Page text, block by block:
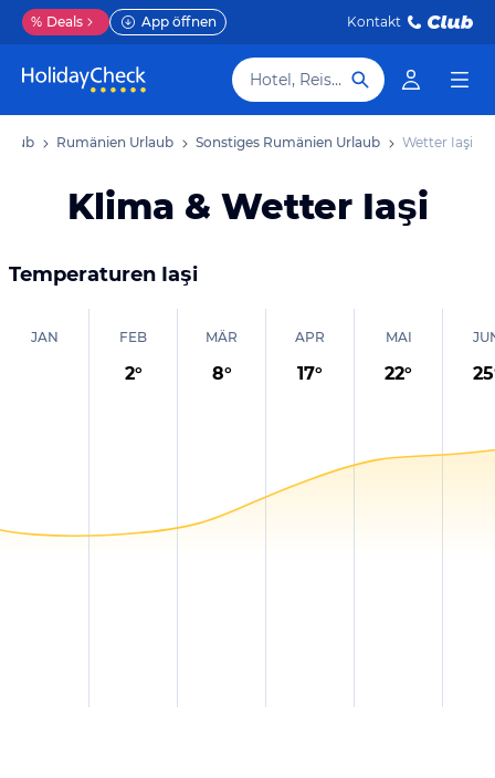
% Deals App öffnen Kontakt
Hotel, Reiseziel
Rumänien Urlaub Sonstiges Rumänien Urlaub Wetter Iaşi
Klima & Wetter Iaşi
Temperaturen Iaşi
JAN FEB
2°
MÄR
8°
APR
17°
MAI
22° 25